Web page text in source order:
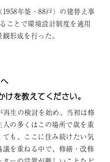
年築・88戸）の建替え事
ことで環境設計制度を適用
形成を行った。
を教えてください。
再生の検討を始め、当初は修
の多くはこの場所で歳を重
も、ここに住み続けたい気
を重ねる中で、修繕・改修